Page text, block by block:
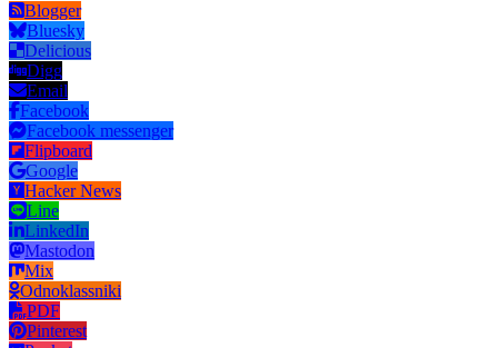
Blogger
Bluesky
Delicious
Digg
Email
Facebook
Facebook messenger
Flipboard
Google
Hacker News
Line
LinkedIn
Mastodon
Mix
Odnoklassniki
PDF
Pinterest